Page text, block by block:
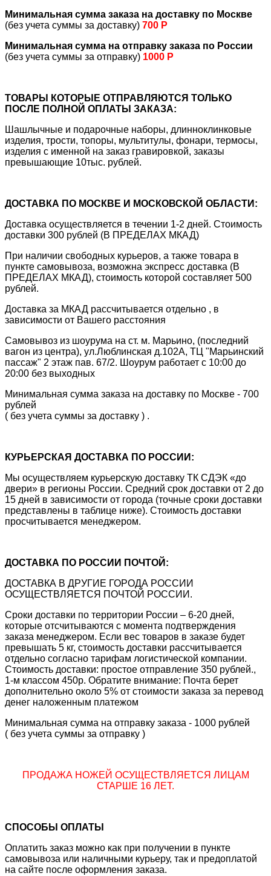
Минимальная сумма заказа на доставку по Москве
(без учета суммы за доставку) 700 Р
Минимальная сумма на отправку заказа по России
(без учета суммы за отправку) 1000 Р
ТОВАРЫ КОТОРЫЕ ОТПРАВЛЯЮТСЯ ТОЛЬКО
ПОСЛЕ ПОЛНОЙ ОПЛАТЫ ЗАКАЗА:
Шашлычные и подарочные наборы, длинноклинковые
изделия, трости, топоры, мультитулы, фонари, термосы,
изделия с именной на заказ гравировкой, заказы
превышающие 10тыс. рублей.
ДОСТАВКА ПО МОСКВЕ И МОСКОВСКОЙ ОБЛАСТИ:
Доставка осуществляется в течении 1-2 дней. Стоимость
доставки 300 рублей (В ПРЕДЕЛАХ МКАД)
При наличии свободных курьеров, а также товара в
пункте самовывоза, возможна экспресс доставка (В
ПРЕДЕЛАХ МКАД), стоимость которой составляет 500
рублей.
Доставка за МКАД рассчитывается отдельно , в
зависимости от Вашего расстояния
Самовывоз из шоурума на ст. м. Марьино, (последний
вагон из центра), ул.Люблинская д.102А, ТЦ "Марьинский
пассаж" 2 этаж пав. 67/2. Шоурум работает с 10:00 до
20:00 без выходных
Минимальная сумма заказа на доставку по Москве - 700
рублей
( без учета суммы за доставку ) .
КУРЬЕРСКАЯ ДОСТАВКА ПО РОССИИ:
Мы осуществляем курьерскую доставку ТК СДЭК «до
двери» в регионы России. Средний срок доставки от 2 до
15 дней в зависимости от города (точные сроки доставки
представлены в таблице ниже). Стоимость доставки
просчитывается менеджером.
ДОСТАВКА ПО РОССИИ ПОЧТОЙ:
ДОСТАВКА В ДРУГИЕ ГОРОДА РОССИИ
ОСУЩЕСТВЛЯЕТСЯ ПОЧТОЙ РОССИИ.
Сроки доставки по территории России – 6-20 дней,
которые отсчитываются с момента подтверждения
заказа менеджером. Если вес товаров в заказе будет
превышать 5 кг, стоимость доставки рассчитывается
отдельно согласно тарифам логистической компании.
Стоимость доставки: простое отправление 350 рублей.,
1-м классом 450р. Обратите внимание: Почта берет
дополнительно около 5% от стоимости заказа за перевод
денег наложенным платежом
Минимальная сумма на отправку заказа - 1000 рублей
( без учета суммы за отправку )
ПРОДАЖА НОЖЕЙ ОСУЩЕСТВЛЯЕТСЯ ЛИЦАМ
СТАРШЕ 16 ЛЕТ.
СПОСОБЫ ОПЛАТЫ
Оплатить заказ можно как при получении в пункте
самовывоза или наличными курьеру, так и предоплатой
на сайте после оформления заказа.